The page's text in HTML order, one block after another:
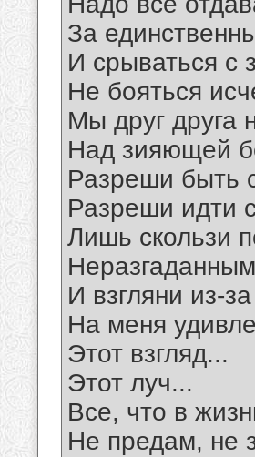
За
И срываться с
Не бояться
Мы друг друга
Над зияющей
Разреши быть
Разреши идти
Лишь скользи
И взгляни из-за
На меня
Этот взгляд...
Этот луч...
Все, что в
Не предам, не